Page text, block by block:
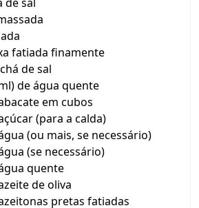
fatiada finamente
de sal
de água quente
em cubos
(para a calda)
(ou mais, se necessário)
(se necessário)
quente
de oliva
pretas fatiadas